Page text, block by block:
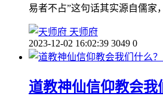
易者不占”这句话其实源自儒家
天师府
2023-12-02 16:02:39 3049 0
道教神仙信仰教会我